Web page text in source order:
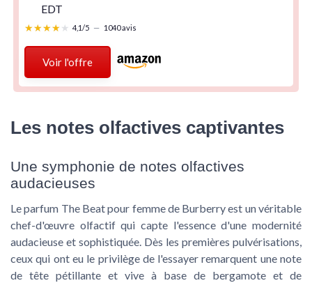
EDT
★★★★★
★★★★★ 4,1/5 — 1040 avis
Voir l'offre
Les notes olfactives captivantes
Une symphonie de notes olfactives
audacieuses
Le parfum The Beat pour femme de Burberry est un véritable
chef-d'œuvre olfactif qui capte l'essence d'une modernité
audacieuse et sophistiquée. Dès les premières pulvérisations,
ceux qui ont eu le privilège de l'essayer remarquent une note
de tête pétillante et vive à base de bergamote et de